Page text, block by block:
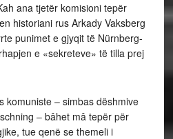
ana tjetër komisioni tepër
historiani rus Arkady Vaksberg
punimet e gjyqit të Nürnberg-
e «sekreteve» të tilla prej
komuniste – simbas dëshmive
– bâhet mâ tepër për
tue qenë se themeli i